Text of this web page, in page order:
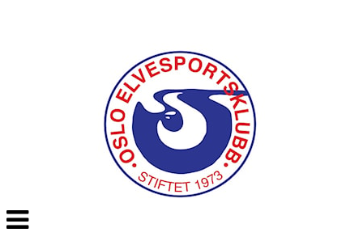
Veksle
navigasjon